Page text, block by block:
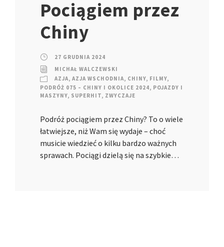
Pociągiem przez
Chiny
27 GRUDNIA 2024
MICHAŁ WALCZEWSKI
AZJA, AZJA WSCHODNIA, CHINY, FILMY,
PODRÓŻ 075 – CHINY I OKOLICE 2024, POJAZDY I
MASZYNY, SUPERHIT, ZWYCZAJE
Podróż pociągiem przez Chiny? To o wiele
łatwiejsze, niż Wam się wydaje – choć
musicie wiedzieć o kilku bardzo ważnych
sprawach. Pociągi dzielą się na szybkie…